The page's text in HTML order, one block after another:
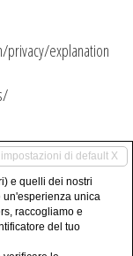
privacy/explanation
integrale dei diritti
Regolamento
al seguente
più riguardo ai
di default X
e quelli dei nostri
un'esperienza unica
raccogliamo e
del tuo